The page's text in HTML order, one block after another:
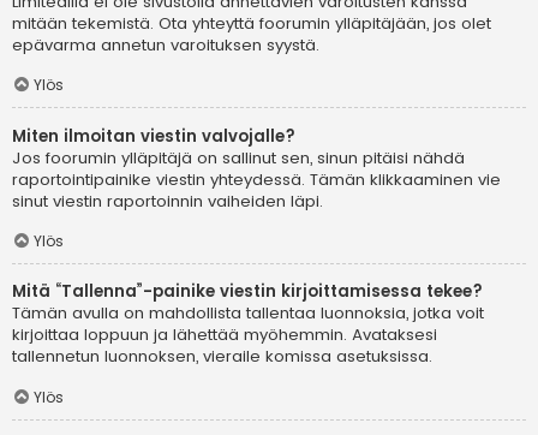
mitään tekemistä. Ota yhteyttä foorumin ylläpitäjään, jos olet
epävarma annetun varoituksen syystä.
Ylös
Miten ilmoitan viestin valvojalle?
Jos foorumin ylläpitäjä on sallinut sen, sinun pitäisi nähdä
raportointipainike viestin yhteydessä. Tämän klikkaaminen vie
sinut viestin raportoinnin vaiheiden läpi.
Ylös
Mitä “Tallenna”-painike viestin kirjoittamisessa tekee?
Tämän avulla on mahdollista tallentaa luonnoksia, jotka voit
kirjoittaa loppuun ja lähettää myöhemmin. Avataksesi
tallennetun luonnoksen, vieraile komissa asetuksissa.
Ylös